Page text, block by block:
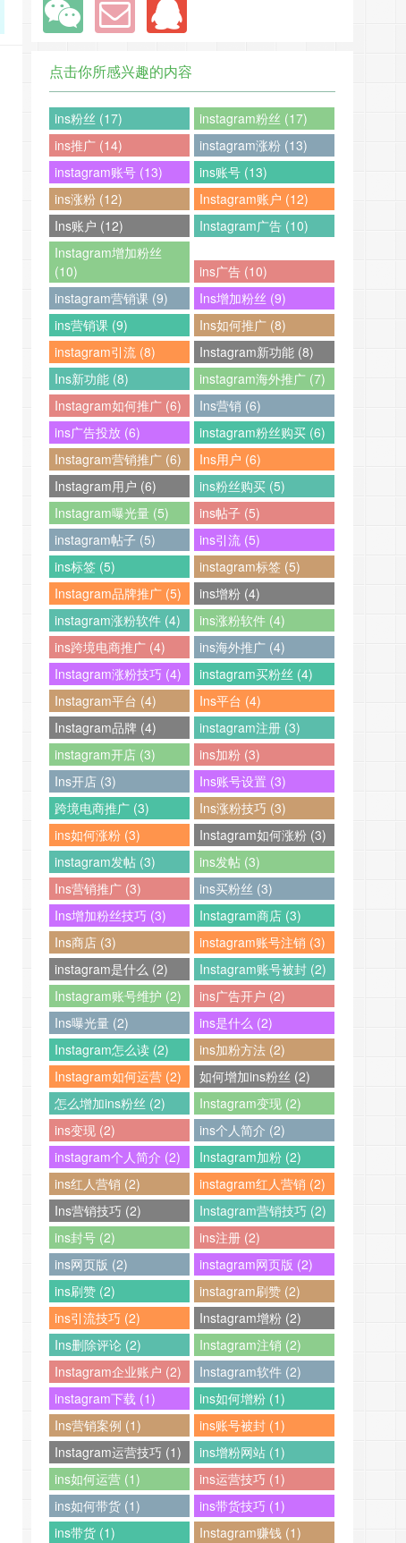
点击你所感兴趣的内容
ins粉丝 (17)
instagram粉丝 (17)
ins推广 (14)
instagram涨粉 (13)
instagram账号 (13)
ins账号 (13)
ins涨粉 (12)
Instagram账户 (12)
Ins账户 (12)
Instagram广告 (10)
Instagram增加粉丝
(10)
ins广告 (10)
instagram营销课 (9)
Ins增加粉丝 (9)
ins营销课 (9)
Ins如何推广 (8)
instagram引流 (8)
Instagram新功能 (8)
Ins新功能 (8)
instagram海外推广 (7)
Instagram如何推广 (6)
Ins营销 (6)
ins广告投放 (6)
instagram粉丝购买 (6)
Instagram营销推广 (6)
Ins用户 (6)
Instagram用户 (6)
ins粉丝购买 (5)
Instagram曝光量 (5)
ins帖子 (5)
instagram帖子 (5)
ins引流 (5)
ins标签 (5)
instagram标签 (5)
Instagram品牌推广 (5)
ins增粉 (4)
instagram涨粉软件 (4)
ins涨粉软件 (4)
ins跨境电商推广 (4)
ins海外推广 (4)
Instagram涨粉技巧 (4)
instagram买粉丝 (4)
Instagram平台 (4)
Ins平台 (4)
Instagram品牌 (4)
instagram注册 (3)
instagram开店 (3)
ins加粉 (3)
Ins开店 (3)
Ins账号设置 (3)
跨境电商推广 (3)
Ins涨粉技巧 (3)
ins如何涨粉 (3)
Instagram如何涨粉 (3)
instagram发帖 (3)
ins发帖 (3)
Ins营销推广 (3)
ins买粉丝 (3)
Ins增加粉丝技巧 (3)
Instagram商店 (3)
Ins商店 (3)
instagram账号注销 (3)
instagram是什么 (2)
Instagram账号被封 (2)
Instagram账号维护 (2)
ins广告开户 (2)
Ins曝光量 (2)
ins是什么 (2)
Instagram怎么读 (2)
ins加粉方法 (2)
Instagram如何运营 (2)
如何增加ins粉丝 (2)
怎么增加ins粉丝 (2)
Instagram变现 (2)
ins变现 (2)
ins个人简介 (2)
instagram个人简介 (2)
Instagram加粉 (2)
ins红人营销 (2)
instagram红人营销 (2)
Ins营销技巧 (2)
Instagram营销技巧 (2)
ins封号 (2)
ins注册 (2)
ins网页版 (2)
instagram网页版 (2)
ins刷赞 (2)
instagram刷赞 (2)
ins引流技巧 (2)
Instagram增粉 (2)
Ins删除评论 (2)
Instagram注销 (2)
Instagram企业账户 (2)
Instagram软件 (2)
instagram下载 (1)
ins如何增粉 (1)
Ins营销案例 (1)
ins账号被封 (1)
Instagram运营技巧 (1)
ins增粉网站 (1)
ins如何运营 (1)
ins运营技巧 (1)
ins如何带货 (1)
ins带货技巧 (1)
ins带货 (1)
Instagram赚钱 (1)